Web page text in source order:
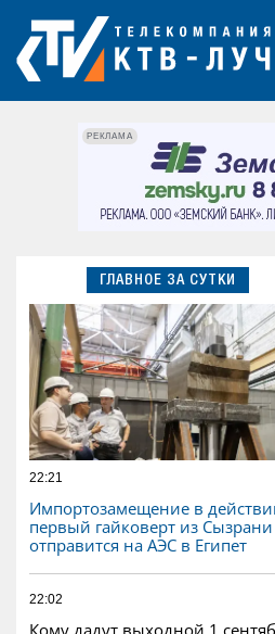
РЕКЛАМА
ГЛАВНОЕ ЗА СУТКИ
22:21
Импортозамещение в
первый гайковерт из Сызрани
отправится на АЭС в Египет
22:02
Кому дадут выходной 1